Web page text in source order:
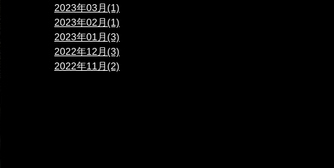
2023年03月(1)
2023年02月(1)
2023年01月(3)
2022年12月(3)
2022年11月(2)